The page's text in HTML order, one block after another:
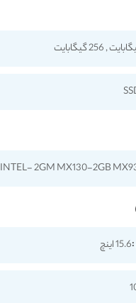
INTEL- 2GM MX130-2GB
15.6 اینچ